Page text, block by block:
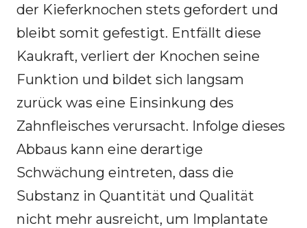
der Kieferknochen stets gefordert und
bleibt somit gefestigt. Entfällt diese
Kaukraft, verliert der Knochen seine
Funktion und bildet sich langsam
zurück was eine Einsinkung des
Zahnfleisches verursacht. Infolge dieses
Abbaus kann eine derartige
Schwächung eintreten, dass die
Substanz in Quantität und Qualität
nicht mehr ausreicht, um Implantate